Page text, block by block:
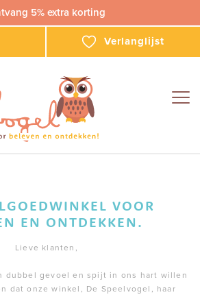
5% extra korting
Verlanglijst
VOOR
EN ONTDEKKEN.
Lieve klanten,
dubbel gevoel en spijt in ons hart willen
dat onze winkel, De Speelvogel, haar